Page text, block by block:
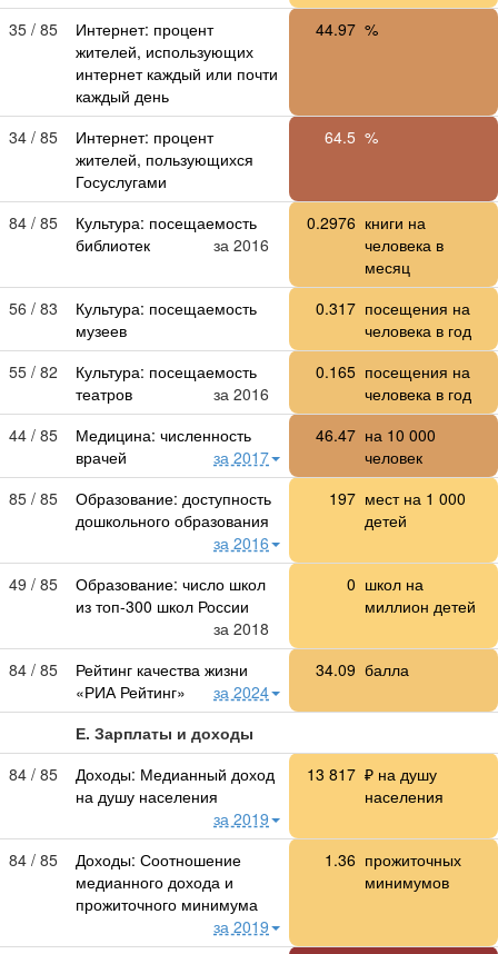
35 / 85
Интернет: процент
жителей, использующих
интернет каждый или почти
каждый день
44.97 %
34 / 85
Интернет: процент
жителей, пользующихся
Госуслугами
64.5 %
84 / 85
Культура: посещаемость
библиотек
за 2016
0.2976 книги на
человека в
месяц
56 / 83
Культура: посещаемость
музеев
0.317 посещения на
человека в год
55 / 82
Культура: посещаемость
театров
за 2016
0.165 посещения на
человека в год
44 / 85
Медицина: численность
врачей
за 2017
46.47 на 10 000
человек
85 / 85
Образование: доступность
дошкольного образования
за 2016
197 мест на 1 000
детей
49 / 85
Образование: число школ
из топ-300 школ России
за 2018
0 школ на
миллион детей
84 / 85
Рейтинг качества жизни
«РИА Рейтинг»
за 2024
34.09 балла
Е. Зарплаты и доходы
84 / 85
Доходы: Медианный доход
на душу населения
за 2019
13 817 ₽ на душу
населения
84 / 85
Доходы: Соотношение
медианного дохода и
прожиточного минимума
за 2019
1.36 прожиточных
минимумов